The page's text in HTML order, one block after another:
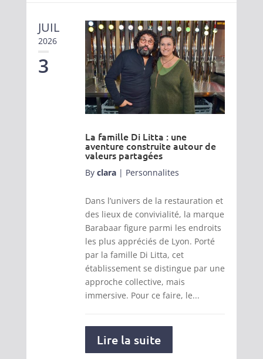
JUIL
2026
3
La famille Di Litta : une
aventure construite autour de
valeurs partagées
By clara| Personnalites
Dans l’univers de la restauration et
des lieux de convivialité, la marque
Barabaar figure parmi les endroits
les plus appréciés de Lyon. Porté
par la famille Di Litta, cet
établissement se distingue par une
approche collective, mais
immersive. Pour ce faire, le...
Lire la suite